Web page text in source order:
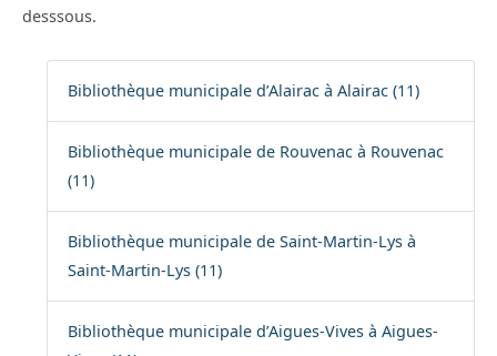
desssous.
Bibliothèque municipale d’Alairac à Alairac (11)
Bibliothèque municipale de Rouvenac à Rouvenac
(11)
Bibliothèque municipale de Saint-Martin-Lys à
Saint-Martin-Lys (11)
Bibliothèque municipale d’Aigues-Vives à Aigues-